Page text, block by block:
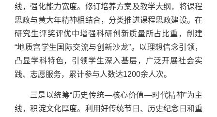
线，强化能力宽度。修订培养方案及教学大纲，将课程
思政与黄大年精神相结合，分类推进课程思政建设。在
研究生评奖评优中增强科研创新质量所占比重，创建
“地质宫学生国际交流与创新沙龙”。以理想信念引领，
凸显学科特色，引领学生深入基层，广泛开展社会实
践、志愿服务，累计参与人数达1200余人次。
三是以统筹“历史传统—核心价值—时代精神”为主
线，积淀文化厚度。利用好传统节日、历史纪念日和重